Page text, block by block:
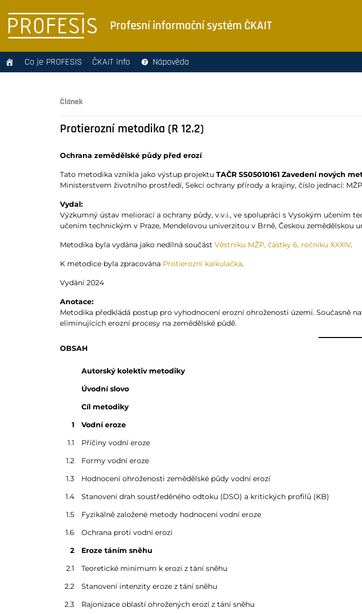
Profesní informační systém ČKAIT
Co je PROFESIS ČKAIT info Nápověda
Článek
Protierozní metodika (R 12.2)
Ochrana zemědělské půdy před erozí
Tato metodika vznikla jako výstup projektu TAČR SS05010161 Zavedení nových
Ministerstvem životního prostředí, Sekcí ochrany přírody a krajiny, číslo jednací:
Vydal:
Výzkumný ústav meliorací a ochrany půdy, v.v.i., ve spolupráci s Vysokým učením
učením technickým v Praze, Mendelovou univerzitou v Brně, Českou zemědělskou
Metodika byla vydána jako nedílná součást Věstníku MŽP, částky 6, ročníku XXXIV.
K metodice byla zpracována Protierozní kalkulačka.
Vydání 2024
Anotace:
Metodika předkládá postup pro vyhodnocení erozní ohroženosti území. Současně
eliminujících erozní procesy na zemědělské půdě.
OBSAH
Autorský kolektiv metodiky
Úvodní slovo
Cíl metodiky
1
Vodní eroze
1.1
Příčiny vodní eroze
1.2
Formy vodní eroze
1.3
Hodnocení ohroženosti zemědělské půdy vodní erozí
1.4
Stanovení drah soustředěného odtoku (DSO) a kritických profilů (KB)
1.5
Fyzikálně založené metody hodnocení vodní eroze
1.6
Ochrana proti vodní erozi
2
Eroze táním sněhu
2.1
Teoretické minimum k erozi z tání sněhu
2.2
Stanovení intenzity eroze z tání sněhu
2.3
Rajonizace oblastí ohrožených erozí z tání sněhu